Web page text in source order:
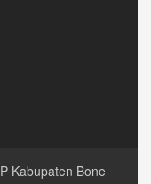
Kabupaten Bone